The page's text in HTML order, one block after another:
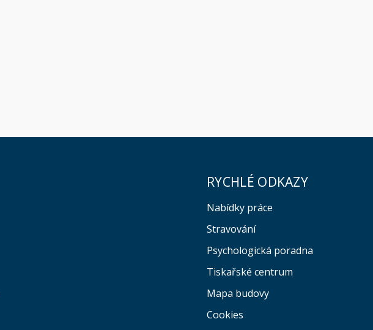
RYCHLÉ ODKAZY
Nabídky práce
Stravování
Psychologická poradna
Tiskařské centrum
Mapa budovy
Cookies